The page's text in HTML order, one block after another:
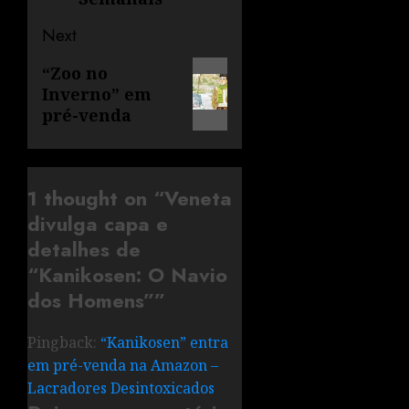
Next
“Zoo no
Inverno” em
pré-venda
1 thought on “Veneta
divulga capa e
detalhes de
“Kanikosen: O Navio
dos Homens””
Pingback: “Kanikosen” entra
em pré-venda na Amazon –
Lacradores Desintoxicados